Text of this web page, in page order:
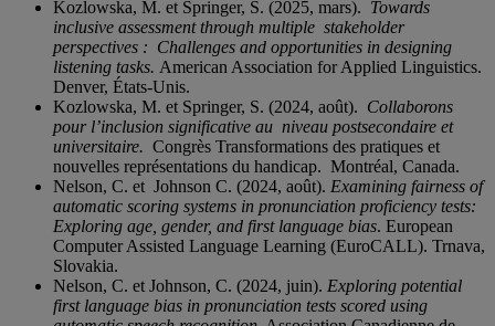
Kozlowska, M. et Springer, S. (2025, mars). Towards
inclusive assessment through multiple stakeholder
perspectives : Challenges and opportunities in designing
listening tasks. American Association for Applied Linguistics.
Denver, États-Unis.
Kozlowska, M. et Springer, S. (2024, août). Collaborons
pour l’inclusion significative au niveau postsecondaire et
universitaire. Congrès Transformations des pratiques et
nouvelles représentations du handicap. Montréal, Canada.
Nelson, C. et Johnson C. (2024, août). Examining fairness of
automatic scoring systems in pronunciation proficiency tests:
Exploring age, gender, and first language bias. European
Computer Assisted Language Learning (EuroCALL). Trnava,
Slovakia.
Nelson, C. et Johnson, C. (2024, juin). Exploring potential
first language bias in pronunciation tests scored using